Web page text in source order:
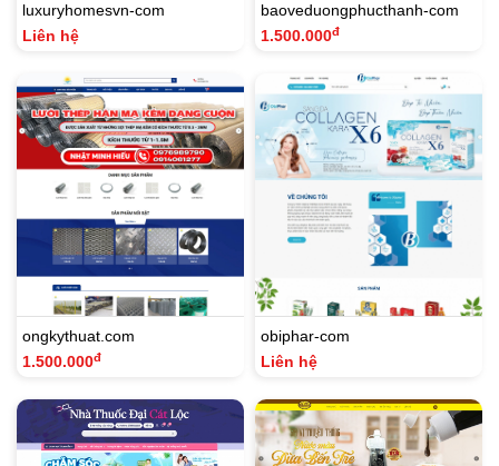
luxuryhomesvn-com
Liên hệ
baoveduongphucthanh-com
1.500.000đ
ongkythuat.com
1.500.000đ
obiphar-com
Liên hệ